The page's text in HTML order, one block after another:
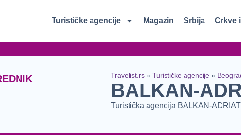
Turističke agencije Magazin Srbija Crkve
Travelist.rs» Turističke agencije»
BALKAN-
Turistička agencija BALKAN-